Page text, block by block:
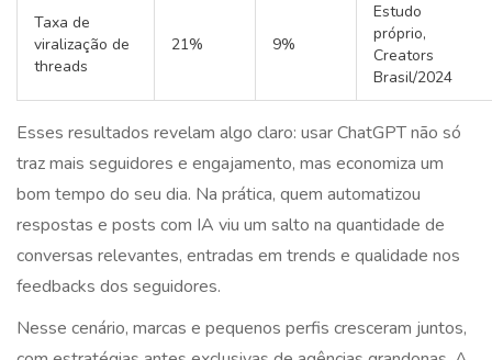
Taxa de
viralização de
threads
21% 9%
Estudo
próprio,
Creators
Brasil/2024
Esses resultados revelam algo claro: usar ChatGPT não só
traz mais seguidores e engajamento, mas economiza um
bom tempo do seu dia. Na prática, quem automatizou
respostas e posts com IA viu um salto na quantidade de
conversas relevantes, entradas em trends e qualidade nos
feedbacks dos seguidores.
Nesse cenário, marcas e pequenos perfis cresceram juntos,